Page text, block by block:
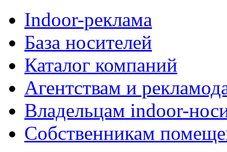
Indoor-реклама
База носителей
Каталог компаний
Агентствам и
Владельцам indoor-
Собственникам